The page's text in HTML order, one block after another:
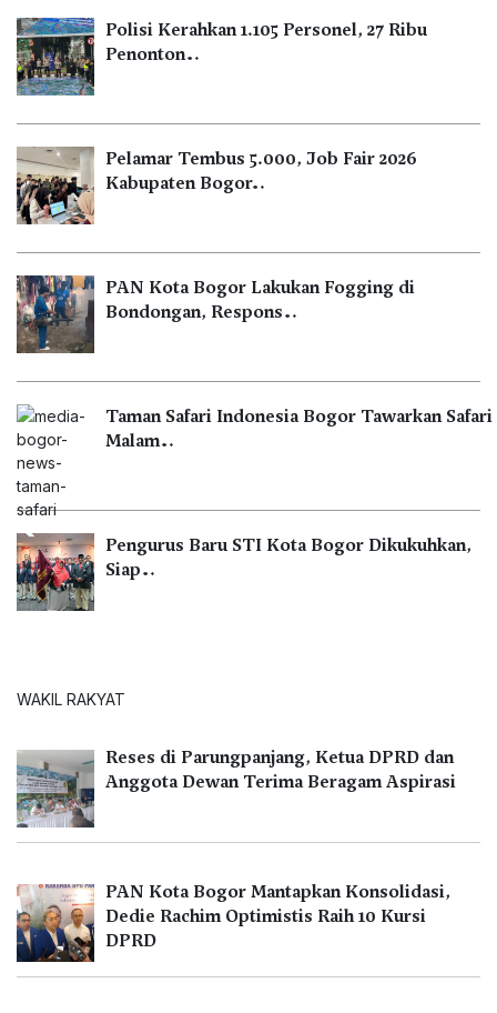
Polisi Kerahkan 1.105 Personel, 27 Ribu
Penonton…
Pelamar Tembus 5.000, Job Fair 2026
Kabupaten Bogor…
PAN Kota Bogor Lakukan Fogging di
Bondongan, Respons…
Taman Safari Indonesia Bogor Tawarkan Safari
Malam…
Pengurus Baru STI Kota Bogor Dikukuhkan,
Siap…
WAKIL RAKYAT
Reses di Parungpanjang, Ketua DPRD dan
Anggota Dewan Terima Beragam Aspirasi
PAN Kota Bogor Mantapkan Konsolidasi,
Dedie Rachim Optimistis Raih 10 Kursi
DPRD